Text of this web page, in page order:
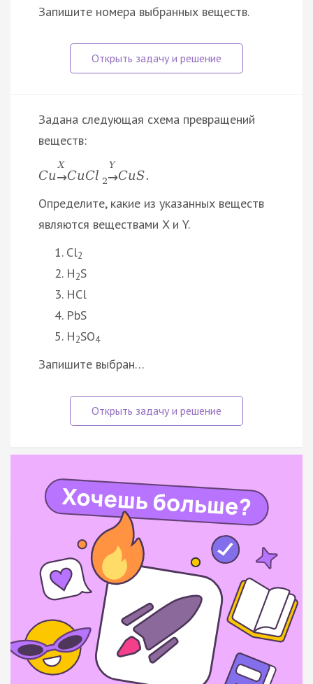
Запишите номера выбранных веществ.
Задана следующая схема превращений
веществ:
Cu
X
→CuCl 2
Y
→CuS.
Определите, какие из указанных веществ
являются веществами X и Y.
Cl2
H2S
HCl
PbS
H2SO4
Запишите выбран…